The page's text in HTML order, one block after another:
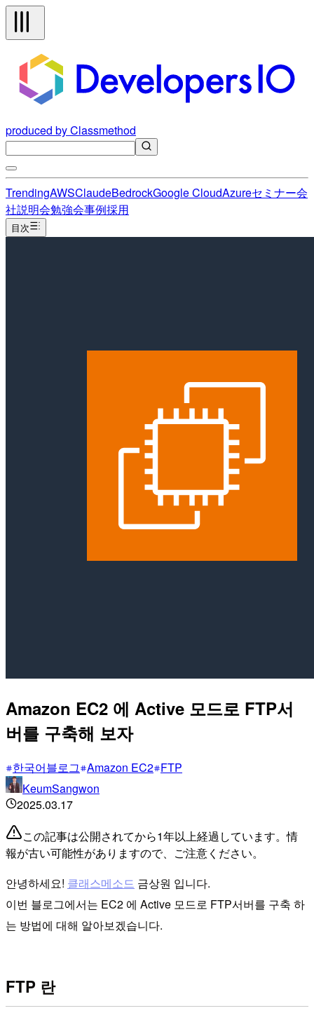
produced by Classmethod
TrendingAWSClaudeBedrockGoogle CloudAzureセミナー会
社説明会勉強会事例採用
目次
Amazon EC2 에 Active 모드로 FTP서
버를 구축해 보자
한국어블로그 Amazon EC2 FTP
KeumSangwon
2025.03.17
この記事は公開されてから1年以上経過しています。情
報が古い可能性がありますので、ご注意ください。
안녕하세요! 클래스메소드 금상원 입니다.
이번 블로그에서는 EC2 에 Active 모드로 FTP서버를 구축 하
는 방법에 대해 알아보겠습니다.
FTP 란